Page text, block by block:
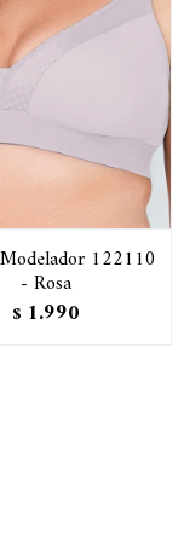
122110
- Rosa
$ 1.990